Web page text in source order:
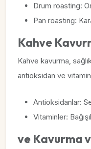
Drum roasting:
Pan roasting:
Kahve
Kahve kavurma,
antioksidan ve
Antioksidanlar:
Vitaminler:
ve Kavurma